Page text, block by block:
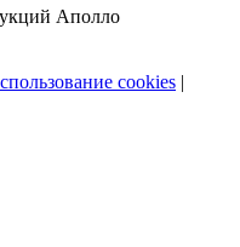
Аполло
cookies |